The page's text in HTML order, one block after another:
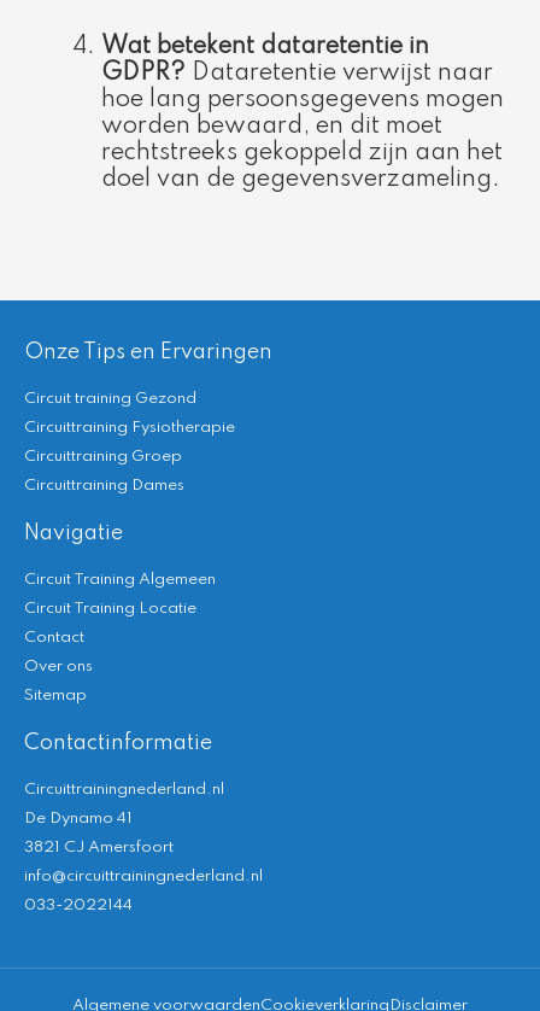
Wat betekent dataretentie in
GDPR? Dataretentie verwijst naar
hoe lang persoonsgegevens mogen
worden bewaard, en dit moet
rechtstreeks gekoppeld zijn aan het
doel van de gegevensverzameling.
Onze Tips en Ervaringen
Circuit training Gezond
Circuittraining Fysiotherapie
Circuittraining Groep
Circuittraining Dames
Navigatie
Circuit Training Algemeen
Circuit Training Locatie
Contact
Over ons
Sitemap
Contactinformatie
Circuittrainingnederland.nl
De Dynamo 41
3821 CJ Amersfoort
info@circuittrainingnederland.nl
033-2022144
Algemene voorwaardenCookieverklaring Disclaimer